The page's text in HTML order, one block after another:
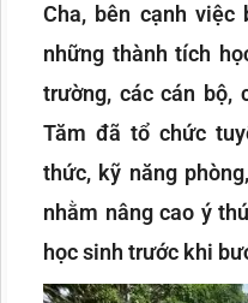
Cha, bên cạnh việc
những thành tích
trường, các cán bộ,
Tăm đã tổ chức
thức, kỹ năng
nhằm nâng cao ý
học sinh trước khi